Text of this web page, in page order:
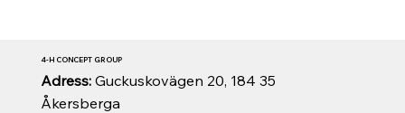
Adress: Guckuskovägen 20, 184 35
Åkersberga
4-H CONCEPT GROUP